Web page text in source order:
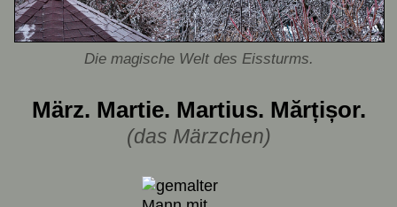
Die magische Welt des Eissturms.
März. Martie. Martius. Mărțișor.
(das Märzchen)